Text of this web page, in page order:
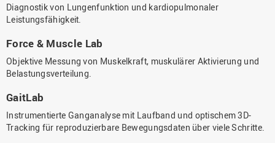
Diagnostik von Lungenfunktion und kardiopulmonaler
Leistungsfähigkeit.
Force & Muscle Lab
Objektive Messung von Muskelkraft, muskulärer Aktivierung und
Belastungsverteilung.
GaitLab
Instrumentierte Ganganalyse mit Laufband und optischem 3D-
Tracking für reproduzierbare Bewegungsdaten über viele Schritte.